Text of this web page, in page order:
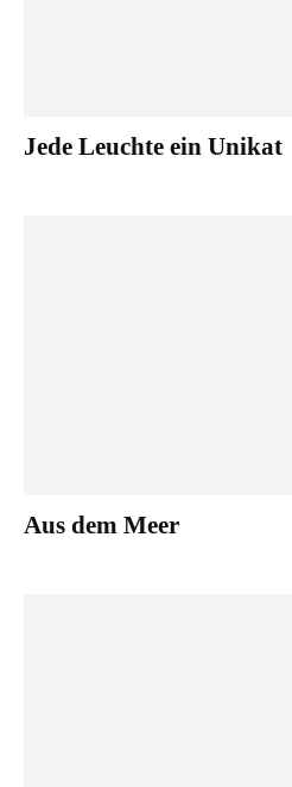
Jede Leuchte ein Unikat
Aus dem Meer